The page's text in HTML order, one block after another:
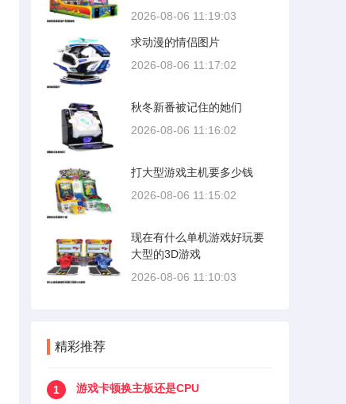
2026-08-06 11:19:03
求动漫的情侣图片
2026-08-06 11:17:02
秋冬新番被记住的她们
2026-08-06 11:16:02
打大型游戏主机要多少钱
2026-08-06 11:15:02
现在有什么单机游戏好玩要
大型的3D游戏
2026-08-06 11:10:03
精彩推荐
1
游戏卡顿换主板还是CPU